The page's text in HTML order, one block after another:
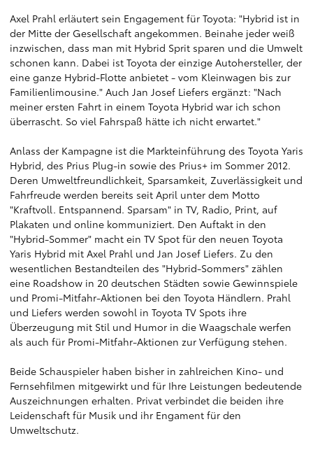
Axel Prahl erläutert sein Engagement für Toyota: "Hybrid ist in
der Mitte der Gesellschaft angekommen. Beinahe jeder weiß
inzwischen, dass man mit Hybrid Sprit sparen und die Umwelt
schonen kann. Dabei ist Toyota der einzige Autohersteller, der
eine ganze Hybrid-Flotte anbietet - vom Kleinwagen bis zur
Familienlimousine." Auch Jan Josef Liefers ergänzt: "Nach
meiner ersten Fahrt in einem Toyota Hybrid war ich schon
überrascht. So viel Fahrspaß hätte ich nicht erwartet."
Anlass der Kampagne ist die Markteinführung des Toyota Yaris
Hybrid, des Prius Plug-in sowie des Prius+ im Sommer 2012.
Deren Umweltfreundlichkeit, Sparsamkeit, Zuverlässigkeit und
Fahrfreude werden bereits seit April unter dem Motto
"Kraftvoll. Entspannend. Sparsam" in TV, Radio, Print, auf
Plakaten und online kommuniziert. Den Auftakt in den
"Hybrid-Sommer" macht ein TV Spot für den neuen Toyota
Yaris Hybrid mit Axel Prahl und Jan Josef Liefers. Zu den
wesentlichen Bestandteilen des "Hybrid-Sommers" zählen
eine Roadshow in 20 deutschen Städten sowie Gewinnspiele
und Promi-Mitfahr-Aktionen bei den Toyota Händlern. Prahl
und Liefers werden sowohl in Toyota TV Spots ihre
Überzeugung mit Stil und Humor in die Waagschale werfen
als auch für Promi-Mitfahr-Aktionen zur Verfügung stehen.
Beide Schauspieler haben bisher in zahlreichen Kino- und
Fernsehfilmen mitgewirkt und für Ihre Leistungen bedeutende
Auszeichnungen erhalten. Privat verbindet die beiden ihre
Leidenschaft für Musik und ihr Engament für den
Umweltschutz.